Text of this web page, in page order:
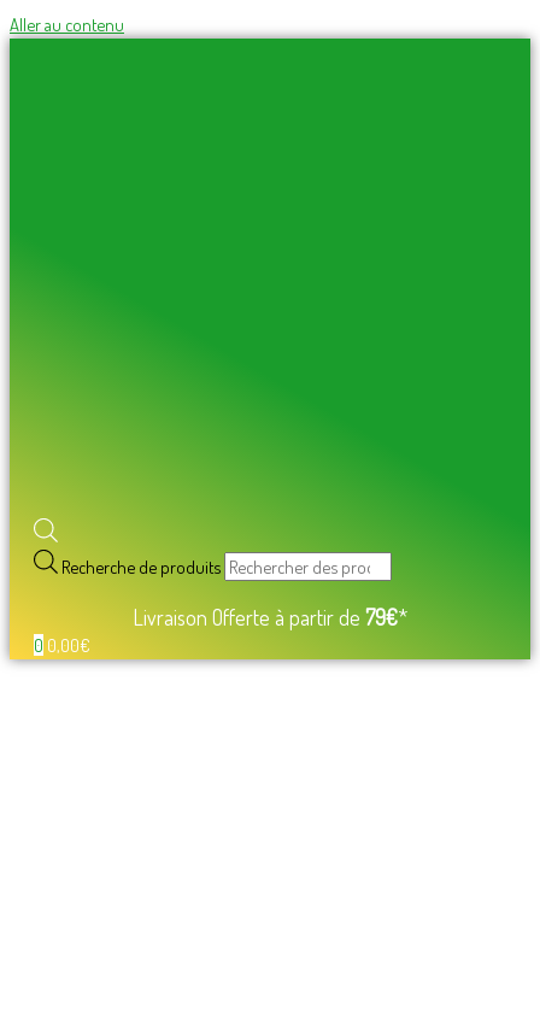
Aller au contenu
Recherche de produits
Livraison Offerte à partir de 79€*
0 0,00€